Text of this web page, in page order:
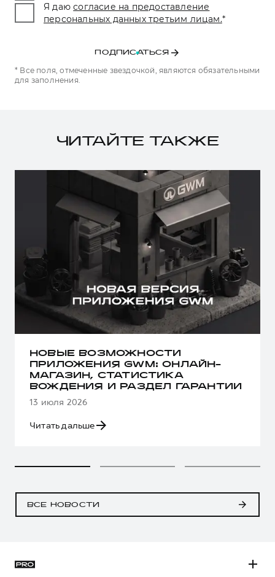
Я даю согласие на предоставление
персональных данных третьим лицам.*
ПОДПИСАТЬСЯ
* Все поля, отмеченные звездочкой, являются обязательными
для заполнения.
ЧИТАЙТЕ ТАКЖЕ
НОВЫЕ ВОЗМОЖНОСТИ
ПРИЛОЖЕНИЯ GWM: ОНЛАЙН-
МАГАЗИН, СТАТИСТИКА
ВОЖДЕНИЯ И РАЗДЕЛ ГАРАНТИИ
13 июля 2026
Читать дальше
ВСЕ НОВОСТИ